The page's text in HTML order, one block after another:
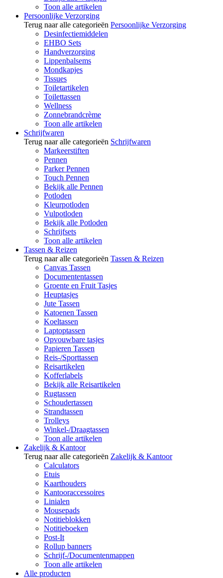
Toon alle artikelen
Persoonlijke Verzorging
Terug naar alle categorieën Persoonlijke Verzorging
Desinfectiemiddelen
EHBO Sets
Handverzorging
Lippenbalsems
Mondkapjes
Tissues
Toiletartikelen
Toilettassen
Wellness
Zonnebrandcrème
Toon alle artikelen
Schrijfwaren
Terug naar alle categorieën Schrijfwaren
Markeerstiften
Pennen
Parker Pennen
Touch Pennen
Bekijk alle Pennen
Potloden
Kleurpotloden
Vulpotloden
Bekijk alle Potloden
Schrijfsets
Toon alle artikelen
Tassen & Reizen
Terug naar alle categorieën Tassen & Reizen
Canvas Tassen
Documententassen
Groente en Fruit Tasjes
Heuptasjes
Jute Tassen
Katoenen Tassen
Koeltassen
Laptoptassen
Opvouwbare tasjes
Papieren Tassen
Reis-/Sporttassen
Reisartikelen
Kofferlabels
Bekijk alle Reisartikelen
Rugtassen
Schoudertassen
Strandtassen
Trolleys
Winkel-/Draagtassen
Toon alle artikelen
Zakelijk & Kantoor
Terug naar alle categorieën Zakelijk & Kantoor
Calculators
Etuis
Kaarthouders
Kantooraccessoires
Linialen
Mousepads
Notitieblokken
Notitieboeken
Post-It
Rollup banners
Schrijf-/Documentenmappen
Toon alle artikelen
Alle producten